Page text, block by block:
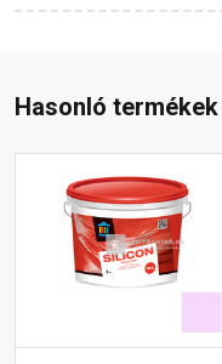
Hasonló termékek